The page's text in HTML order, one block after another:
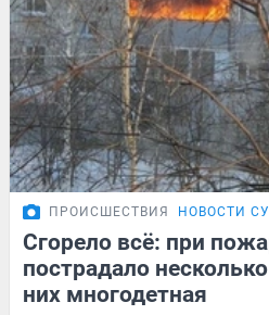
ПРОИСШЕСТВИЯ НОВОСТИ
Сгорело всё: при
пострадало
них многодетная